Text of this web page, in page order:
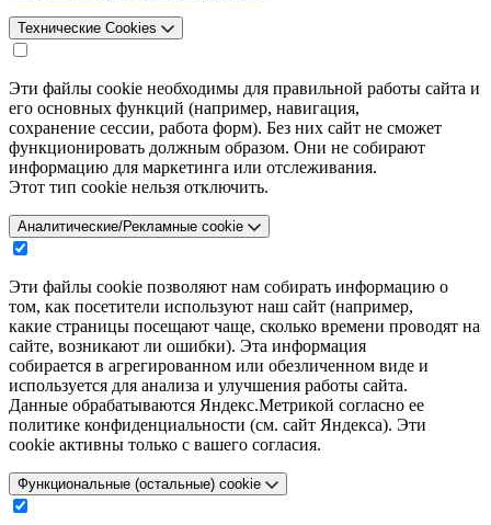
Технические Cookies
Эти файлы cookie необходимы для правильной работы сайта и
его основных функций (например, навигация,
сохранение сессии, работа форм). Без них сайт не сможет
функционировать должным образом. Они не собирают
информацию для маркетинга или отслеживания.
Этот тип cookie нельзя отключить.
Аналитические/Рекламные cookie
Эти файлы cookie позволяют нам собирать информацию о
том, как посетители используют наш сайт (например,
какие страницы посещают чаще, сколько времени проводят на
сайте, возникают ли ошибки). Эта информация
собирается в агрегированном или обезличенном виде и
используется для анализа и улучшения работы сайта.
Данные обрабатываются Яндекс.Метрикой согласно ее
политике конфиденциальности (см. сайт Яндекса). Эти
cookie активны только с вашего согласия.
Функциональные (остальные) cookie